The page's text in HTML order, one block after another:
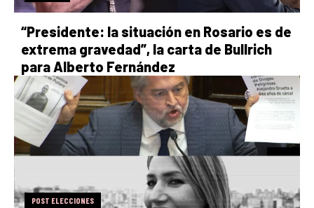
“Presidente: la situación en Rosario es de
extrema gravedad”, la carta de Bullrich
para Alberto Fernández
POST ELECCIONES